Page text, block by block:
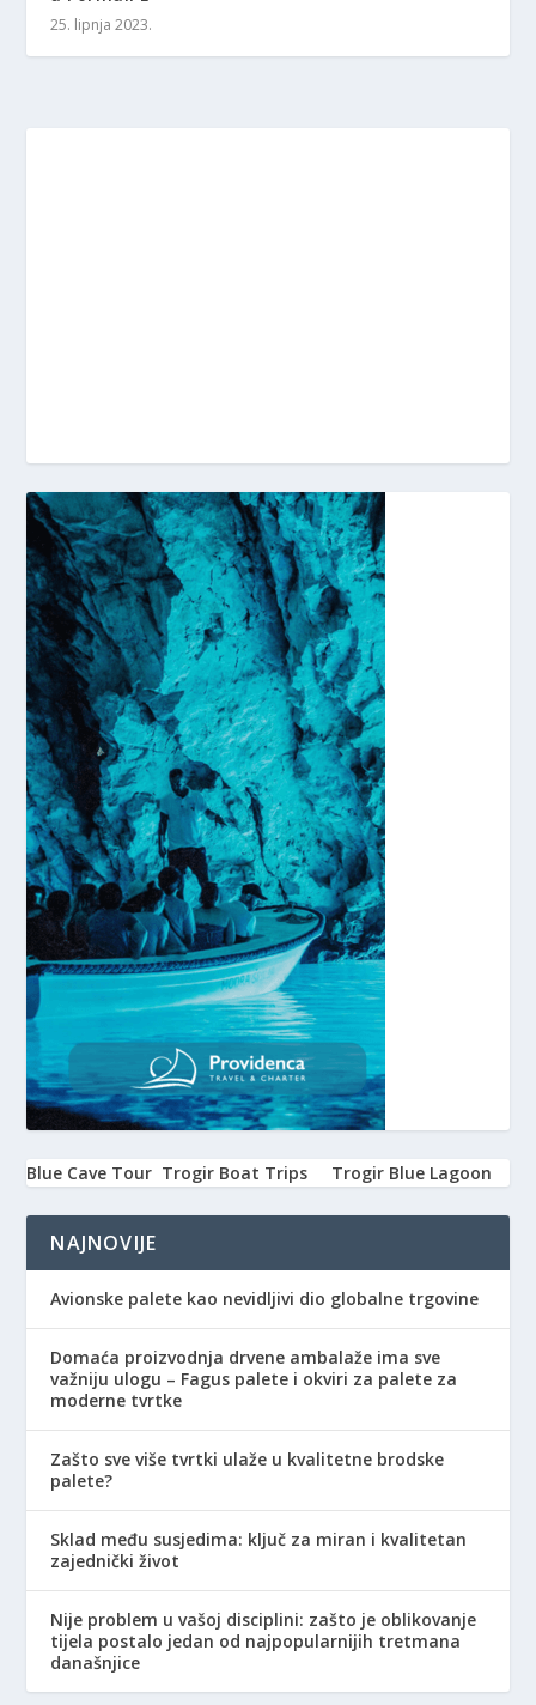
25. lipnja 2023.
Blue Cave Tour Trogir Boat Trips Trogir Blue Lagoon
NAJNOVIJE
Avionske palete kao nevidljivi dio globalne trgovine
Domaća proizvodnja drvene ambalaže ima sve
važniju ulogu – Fagus palete i okviri za palete za
moderne tvrtke
Zašto sve više tvrtki ulaže u kvalitetne brodske
palete?
Sklad među susjedima: ključ za miran i kvalitetan
zajednički život
Nije problem u vašoj disciplini: zašto je oblikovanje
tijela postalo jedan od najpopularnijih tretmana
današnjice